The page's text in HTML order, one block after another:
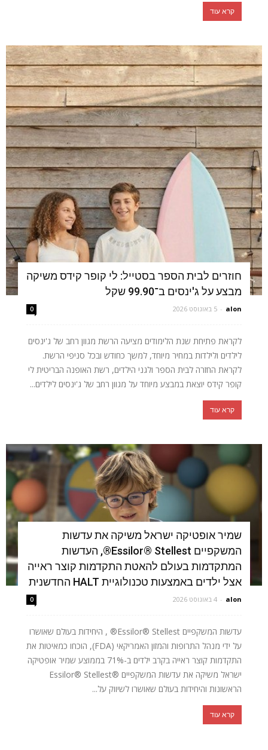
קרא עוד
חוזרים לבית הספר בסטייל: לי קופר קידס משיקה
מבצע על ג'ינסים ב־99.90 שקל
alon
- 5 באוגוסט 2026 0
לקראת פתיחת שנת הלימודים מציעה הרשת מגוון רחב של ג'ינסים
לילדים ולילדות במחיר מיוחד, למשך כחודש ובכל סניפי הרשת.
לקראת החזרה לבית הספר ולגני הילדים, רשת האופנה הבריטית לי
קופר קידס יוצאת במבצע מיוחד על מגוון רחב של ג'ינסים לילדים...
קרא עוד
שמיר אופטיקה ישראל משיקה את עדשות
המשקפיים Essilor® Stellest®, העדשות
המתקדמות בעולם להאטת התקדמות קוצר ראייה
אצל ילדים באמצעות טכנולוגיית HALT החדשנית
alon
- 4 באוגוסט 2026 0
עדשות המשקפיים Essilor® Stellest® , היחידות בעולם שאושרו
על ידי מנהל התרופות והמזון האמריקאי (FDA), הוכחו כמאיטות את
התקדמות קוצר ראייה בקרב ילדים ב-71% בממוצע שמיר אופטיקה
ישראל משיקה את עדשות המשקפיים ®Essilor® Stellest
הראשונות והיחידות בעולם שאושרו לשיווק על...
קרא עוד